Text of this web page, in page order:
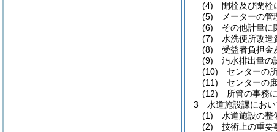
(4)
開栓及び閉栓
(5)
メーターの管
(6)
その他計量に
(7)
水洗便所改造
(8)
受益者負担金
(9)
汚水排出量の
(10)
センターの
(11)
センターの
(12)
所管の事務
3
水道施設課にお
(1)
水道施設の整
(2)
技術上の重要